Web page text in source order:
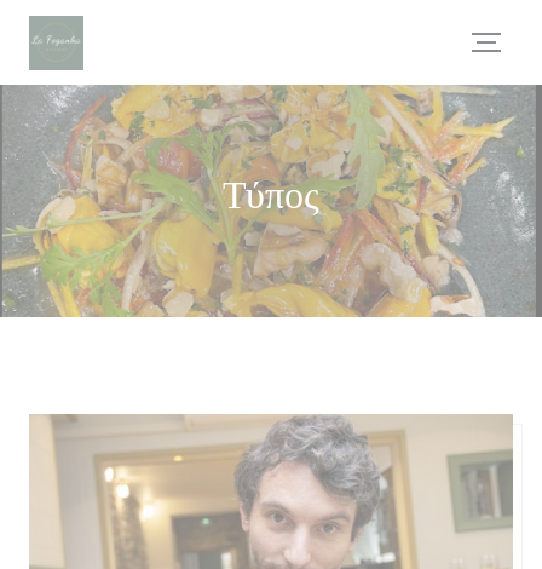
Πίνακας διαχείρισης "Μπισκότων" (Cookies)
Τύπος